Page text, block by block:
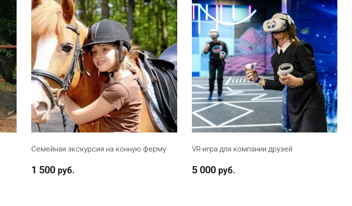
В КОРЗИНУ
Семейная экскурсия на конную ферму
1 500 руб.
В КОРЗИНУ
VR-игра для компании друзей
5 000 руб.